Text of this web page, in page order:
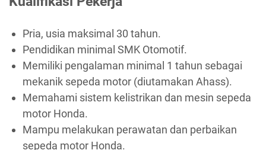
Pria, usia maksimal 30 tahun.
Pendidikan minimal SMK Otomotif.
Memiliki pengalaman minimal 1 tahun sebagai
mekanik sepeda motor (diutamakan Ahass).
Memahami sistem kelistrikan dan mesin sepeda
motor Honda.
Mampu melakukan perawatan dan perbaikan
sepeda motor Honda.